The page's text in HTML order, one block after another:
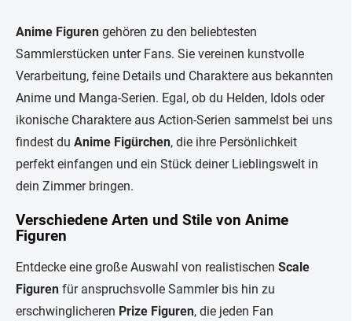
e
e
r
l
e
e
n
e
i
s
t
e
Anime Figuren gehören zu den beliebtesten
Sammlerstücken unter Fans. Sie vereinen kunstvolle
Verarbeitung, feine Details und Charaktere aus bekannten
Anime und Manga-Serien. Egal, ob du Helden, Idols oder
ikonische Charaktere aus Action-Serien sammelst bei uns
findest du Anime Figürchen, die ihre Persönlichkeit
perfekt einfangen und ein Stück deiner Lieblingswelt in
dein Zimmer bringen.
Verschiedene Arten und Stile von Anime
Figuren
Entdecke eine große Auswahl von realistischen Scale
Figuren für anspruchsvolle Sammler bis hin zu
erschwinglicheren Prize Figuren, die jeden Fan